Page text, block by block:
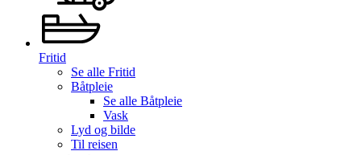
Fritid
Se alle Fritid
Båtpleie
Se alle Båtpleie
Vask
Lyd og bilde
Til reisen